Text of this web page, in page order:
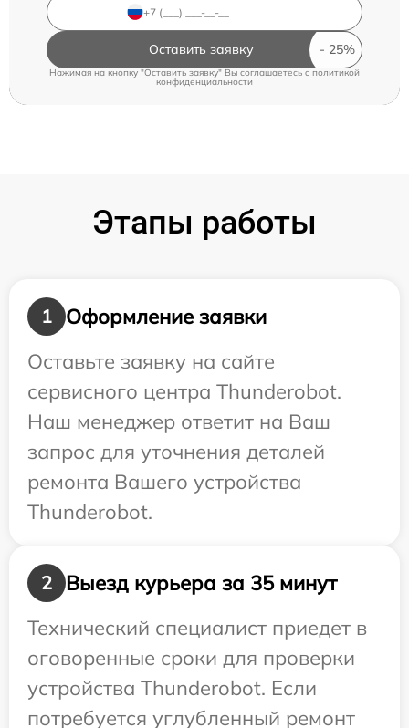
Оставить заявку
Нажимая на кнопку "Оставить заявку" Вы соглашаетесь cполитикой
конфиденциальности
Этапы работы
1
Оформление заявки
Оставьте заявку на сайте
сервисного центра Thunderobot.
Наш менеджер ответит на Ваш
запрос для уточнения деталей
ремонта Вашего устройства
Thunderobot.
2
Выезд курьера за 35 минут
Технический специалист приедет в
оговоренные сроки для проверки
устройства Thunderobot. Если
потребуется углубленный ремонт